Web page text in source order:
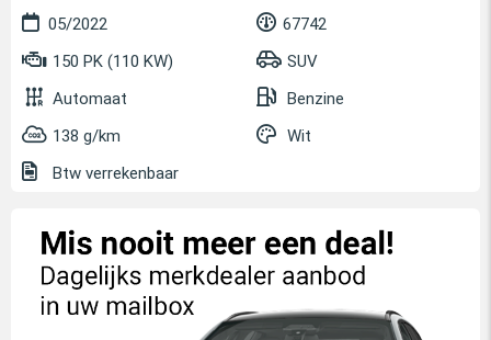
05/2022
67742
150 PK (110 KW)
SUV
Automaat
Benzine
138 g/km
Wit
Btw verrekenbaar